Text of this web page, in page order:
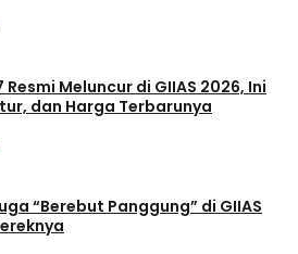
Resmi Meluncur di GIIAS 2026, Ini
dan Harga Terbarunya
“Berebut Panggung” di GIIAS